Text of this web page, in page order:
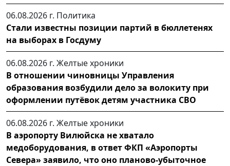
06.08.2026 г. Политика
Стали известны позиции партий в бюллетенях
на выборах в Госдуму
06.08.2026 г. Желтые хроники
В отношении чиновницы Управления
образования возбудили дело за волокиту при
оформлении путёвок детям участника СВО
06.08.2026 г. Желтые хроники
В аэропорту Вилюйска не хватало
медоборудования, в ответ ФКП «Аэропорты
Севера» заявило, что оно планово-убыточное